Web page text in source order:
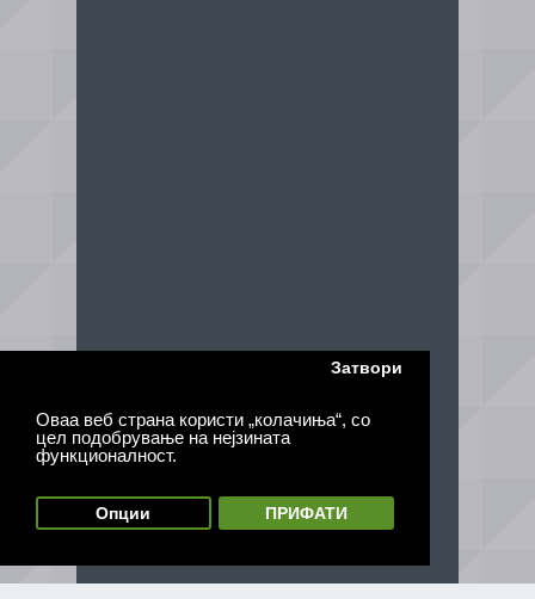
Оваа веб страна користи „колачиња“, со
цел подобрување на нејзината
функционалност.
Затвори
Опции ПРИФАТИ